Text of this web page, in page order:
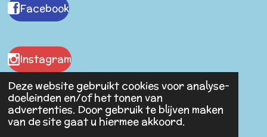
Deze website gebruikt cookies voor analyse-
doeleinden en/of het tonen van
advertenties. Door gebruik te blijven maken
van de site gaat u hiermee akkoord.
Facebook
Instagram
Malaika Antiques
© 2023 - 2026 Spullen van Vroeger